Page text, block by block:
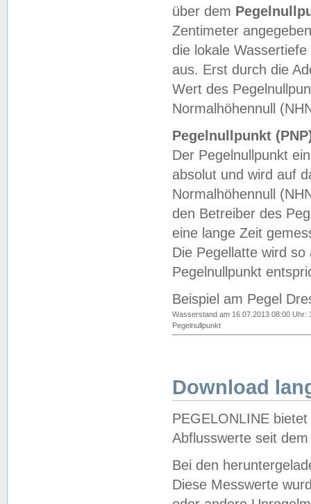
über dem
Zentimeter
die lokale
aus. Erst durch die
Wert des
Normalhöhennull
Pegelnullpunkt
Der Pegelnullpunkt
absolut und wird auf
Normalhöhennull
den Betreiber des
eine lange Zeit
Die Pegellatte wird
Pegelnullpunkt
Beispiel am Pegel
Wasserstand am 16.07.2013 08:00 Uhr:
Pegelnullpunkt
Download
PEGELONLINE
Abflusswerte seit
Bei den
Diese Messwerte